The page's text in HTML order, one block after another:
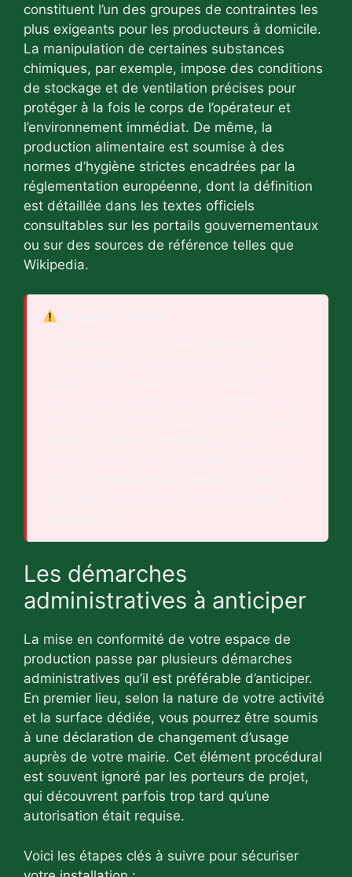
constituent l’un des groupes de contraintes les
plus exigeants pour les producteurs à domicile.
La manipulation de certaines substances
chimiques, par exemple, impose des conditions
de stockage et de ventilation précises pour
protéger à la fois le corps de l’opérateur et
l’environnement immédiat. De même, la
production alimentaire est soumise à des
normes d’hygiène strictes encadrées par la
réglementation européenne, dont la définition
est détaillée dans les textes officiels
consultables sur les portails gouvernementaux
ou sur des sources de référence telles que
Wikipedia.
Les démarches
administratives à anticiper
La mise en conformité de votre espace de
production passe par plusieurs démarches
administratives qu’il est préférable d’anticiper.
En premier lieu, selon la nature de votre activité
et la surface dédiée, vous pourrez être soumis
à une déclaration de changement d’usage
auprès de votre mairie. Cet élément procédural
est souvent ignoré par les porteurs de projet,
qui découvrent parfois trop tard qu’une
autorisation était requise.
Voici les étapes clés à suivre pour sécuriser